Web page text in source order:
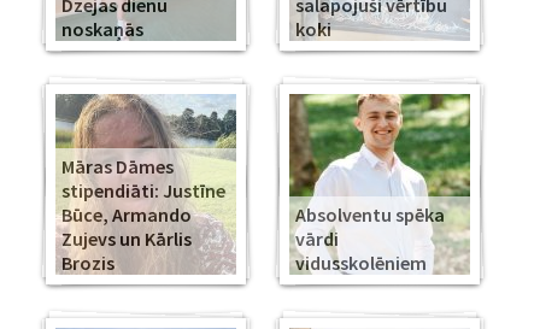
Dzejas dienu
noskaņās
salapojuši vērtību
koki
Māras Dāmes
stipendiāti: Justīne
Būce, Armando
Zujevs un Kārlis
Brozis
Absolventu spēka
vārdi
vidusskolēniem